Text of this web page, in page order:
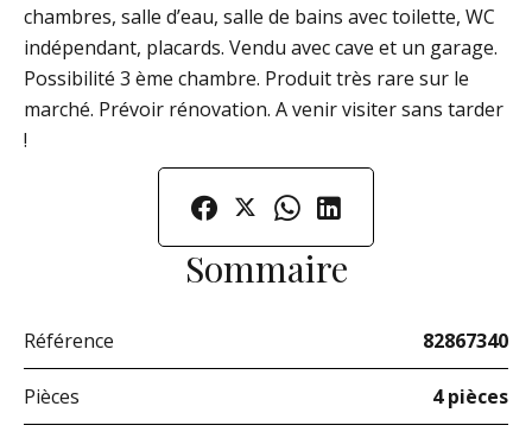
chambres, salle d’eau, salle de bains avec toilette, WC
indépendant, placards. Vendu avec cave et un garage.
Possibilité 3 ème chambre. Produit très rare sur le
marché. Prévoir rénovation. A venir visiter sans tarder
!
Sommaire
Référence 82867340
Pièces 4 pièces